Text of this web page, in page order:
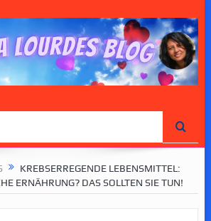
KREBSERREGENDE LEBENSMITTEL:
ERNÄHRUNG? DAS SOLLTEN SIE TUN!